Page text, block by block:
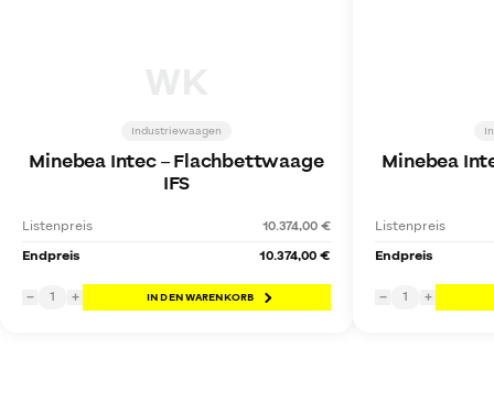
Industriewaagen
Minebea Intec–Flachbettwaage
IFS
Listenpreis
10.374,00 €
Endpreis
10.374,00 €
− 1 + IN DEN WARENKORB
Minebea
Listenpreis
Endpreis
− 1 +